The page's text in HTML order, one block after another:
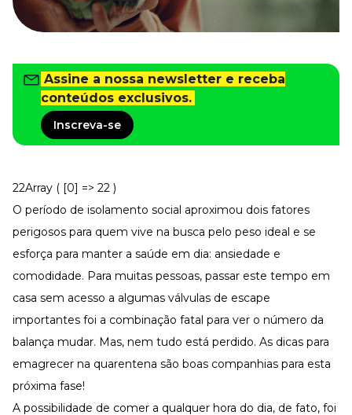
Cursos
Todos os Cursos
Explore o nosso acervo
Departamento Pessoal
Para simplificar os processos
Gestão de Empresas e Negócios
Gestão de Pessoas e Liderança
Capacitação com especialistas
Recursos Humanos
Fortaleça a cultura organizacional
Treinamento de Produto
Desenvolva a sua equipe
Materiais Gratuitos
Todos os Materiais Gratuitos
Assine a nossa newsletter e receba
conteúdos exclusivos.
Inscreva-se
22Array ( [0] => 22 )
O período de isolamento social aproximou dois fatores
perigosos para quem vive na busca pelo peso ideal e se
esforça para manter a saúde em dia: ansiedade e
comodidade. Para muitas pessoas, passar este tempo em
casa sem acesso a algumas válvulas de escape
importantes foi a combinação fatal para ver o número da
balança mudar. Mas, nem tudo está perdido. As dicas para
emagrecer na quarentena são boas companhias para esta
próxima fase!
A possibilidade de comer a qualquer hora do dia, de fato, foi